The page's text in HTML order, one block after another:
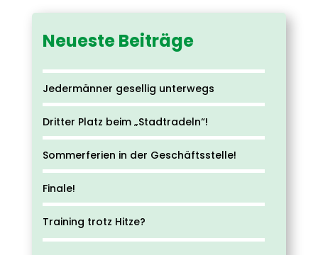
Neueste Beiträge
Jedermänner gesellig unterwegs
Dritter Platz beim „Stadtradeln“!
Sommerferien in der Geschäftsstelle!
Finale!
Training trotz Hitze?